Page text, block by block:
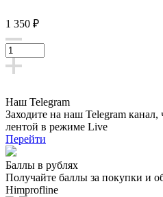
1 350 ₽
Наш Telegram
Заходите на наш Telegram канал,
лентой в режиме Live
Перейти
Баллы в рублях
Получайте баллы за покупки и
Himprofline